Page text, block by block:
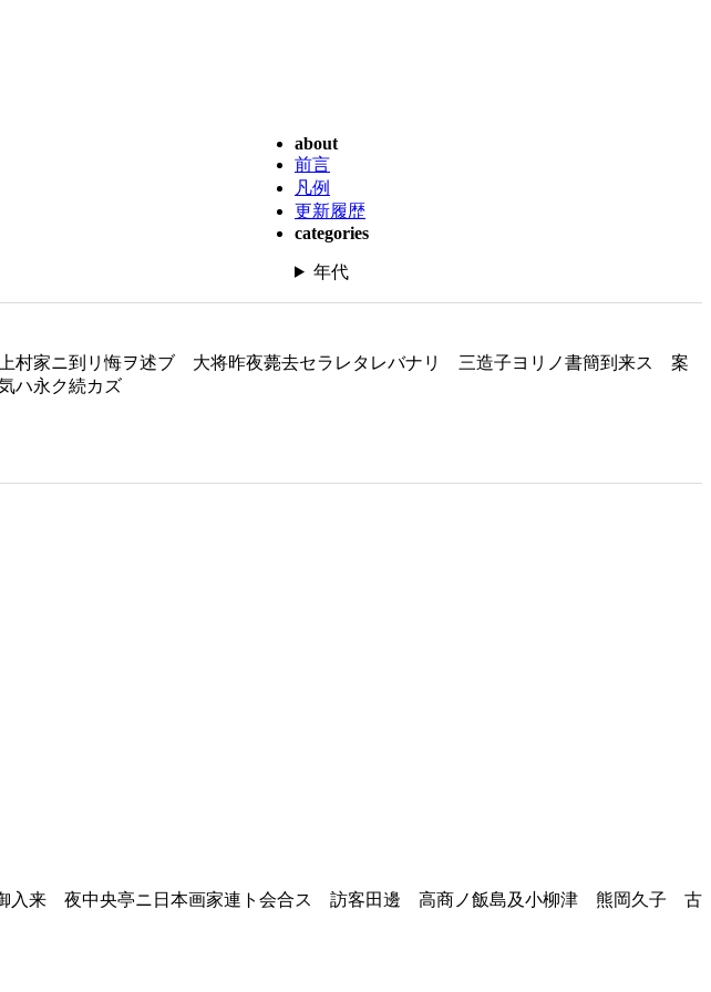
about
前言
凡例
更新履歴
categories
年代
ニ到リ悔ヲ述ブ 大将昨夜薨去セラレタレバナリ 三造子ヨリノ書簡到来ス 案
ハ永ク続カズ
入来 夜中央亭ニ日本画家連ト会合ス 訪客田邊 高商ノ飯島及小柳津 熊岡久子 古